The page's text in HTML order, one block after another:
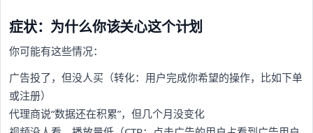
症状：为什么你该关心这个计划
你可能有这些情况：
广告投了，但没人买（转化：用户完成你希望的操作，比如下单
或注册）
代理商说“数据还在积累”，但几个月没变化